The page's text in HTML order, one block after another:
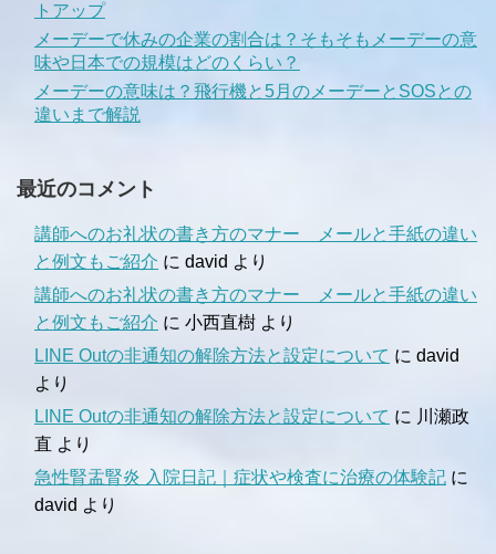
トアップ
メーデーで休みの企業の割合は？そもそもメーデーの意
味や日本での規模はどのくらい？
メーデーの意味は？飛行機と5月のメーデーとSOSとの
違いまで解説
最近のコメント
講師へのお礼状の書き方のマナー メールと手紙の違い
と例文もご紹介 に david より
講師へのお礼状の書き方のマナー メールと手紙の違い
と例文もご紹介 に 小西直樹 より
LINE Outの非通知の解除方法と設定について に david
より
LINE Outの非通知の解除方法と設定について に 川瀬政
直 より
急性腎盂腎炎 入院日記｜症状や検査に治療の体験記 に
david より